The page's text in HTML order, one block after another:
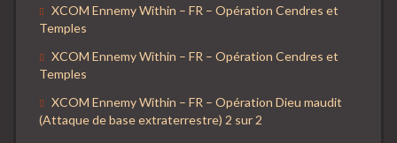
XCOM Ennemy Within – FR – Opération Cendres et
Temples
XCOM Ennemy Within – FR – Opération Cendres et
Temples
XCOM Ennemy Within – FR – Opération Dieu maudit
(Attaque de base extraterrestre) 2 sur 2